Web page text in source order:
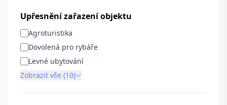
Upřesnění zařazení objektu
Agroturistika
Dovolená pro rybáře
Levné ubytování
Zobrazit vše (10)